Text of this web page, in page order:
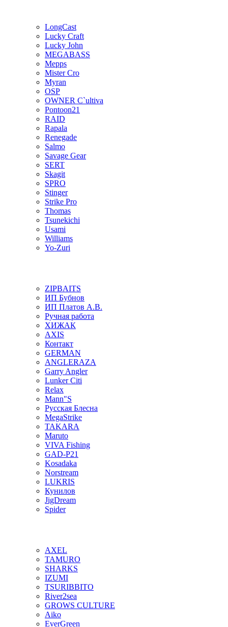
LongCast
Lucky Craft
Lucky John
MEGABASS
Mepps
Mister Cro
Myran
OSP
OWNER C`ultiva
Pontoon21
RAID
Rapala
Renegade
Salmo
Savage Gear
SERT
Skagit
SPRO
Stinger
Strike Pro
Thomas
Tsunekichi
Usami
Williams
Yo-Zuri
ZIPBAITS
ИП Бубнов
ИП Платов А.В.
Ручная работа
ХИЖАК
AXIS
Контакт
GERMAN
ANGLERAZA
Garry Angler
Lunker Citi
Relax
Mann"S
Русская Блесна
MegaStrike
TAKARA
Maruto
VIVA Fishing
GAD-P21
Kosadaka
Norstream
LUKRIS
Кунилов
JigDream
Spider
AXEL
TAMURO
SHARKS
IZUMI
TSURIBBITO
River2sea
GROWS CULTURE
Aiko
EverGreen